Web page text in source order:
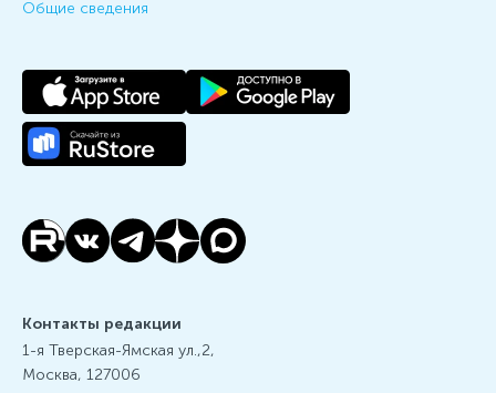
Общие сведения
Контакты редакции
1-я Тверская-Ямская ул.,2,
Москва, 127006